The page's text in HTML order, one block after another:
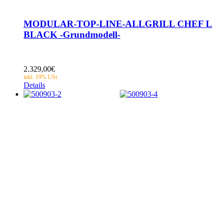
MODULAR-TOP-LINE-ALLGRILL CHEF L
BLACK -Grundmodell-
2.329,00€
Details